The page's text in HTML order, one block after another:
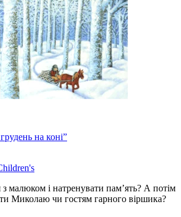
на коні”
малюком і натренувати пам’ять? А потім
Миколаю чи гостям гарного віршика?